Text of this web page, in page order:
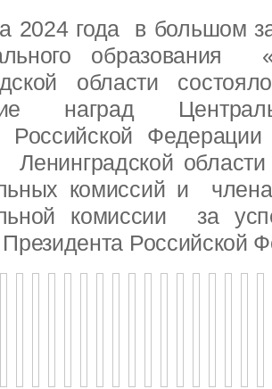
2024 года в большом
образования
области
наград
Российской
Ленинградской
комиссий и
комиссии за
Российской